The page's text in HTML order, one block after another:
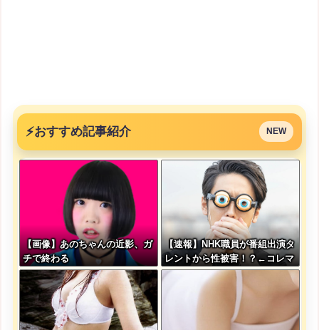
⚡おすすめ記事紹介 NEW
【画像】あのちゃんの近影、ガ
チで終わる
【速報】NHK職員が番組出演タ
レントから性被害！？←コレマ
ジならヤバくねーか？